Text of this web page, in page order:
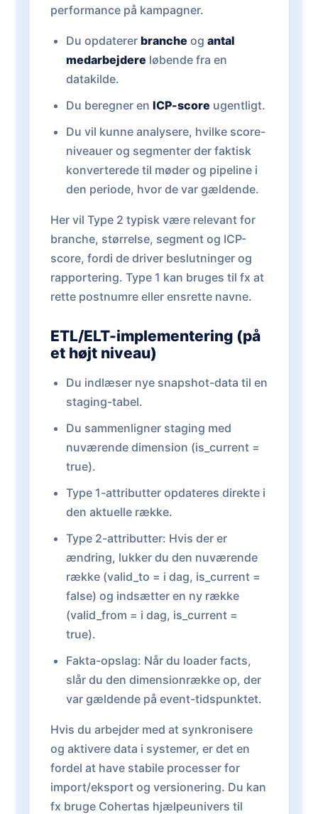
performance på kampagner.
Du opdaterer branche og antal
medarbejdere løbende fra en
datakilde.
Du beregner en ICP-score ugentligt.
Du vil kunne analysere, hvilke score-
niveauer og segmenter der faktisk
konverterede til møder og pipeline i
den periode, hvor de var gældende.
Her vil Type 2 typisk være relevant for
branche, størrelse, segment og ICP-
score, fordi de driver beslutninger og
rapportering. Type 1 kan bruges til fx at
rette postnumre eller ensrette navne.
ETL/ELT-implementering (på
et højt niveau)
Du indlæser nye snapshot-data til en
staging-tabel.
Du sammenligner staging med
nuværende dimension (is_current =
true).
Type 1-attributter opdateres direkte i
den aktuelle række.
Type 2-attributter: Hvis der er
ændring, lukker du den nuværende
række (valid_to = i dag, is_current =
false) og indsætter en ny række
(valid_from = i dag, is_current =
true).
Fakta-opslag: Når du loader facts,
slår du den dimensionrække op, der
var gældende på event-tidspunktet.
Hvis du arbejder med at synkronisere
og aktivere data i systemer, er det en
fordel at have stabile processer for
import/eksport og versionering. Du kan
fx bruge Cohertas hjælpeunivers til